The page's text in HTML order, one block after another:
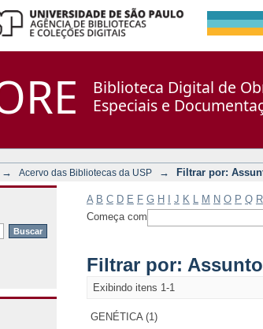
Biblioteca Digital de
Especiais e
→ Acervo das Bibliotecas da USP → Filtrar por:
A B C D E F G H J K M N O P Q R
Começa com
Filtrar por: Assunto
Exibindo itens 1-1
GENÉTICA (1)